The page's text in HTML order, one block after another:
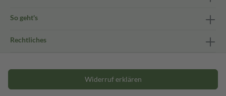
So geht's
Rechtliches
Widerruf erklären